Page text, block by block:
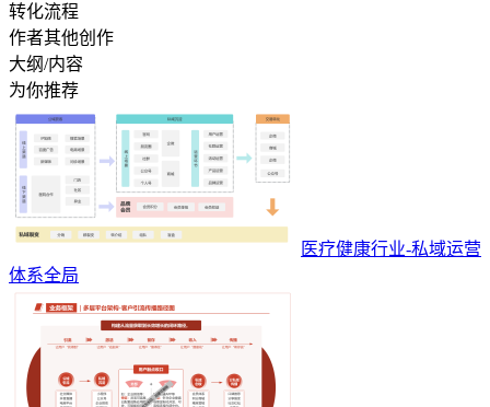
转化流程
作者其他创作
大纲/内容
为你推荐
医疗健康行业-私域运营
体系全局